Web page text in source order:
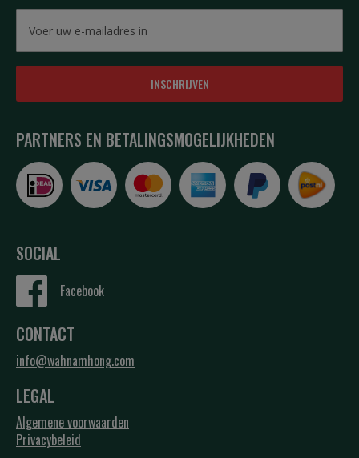
INSCHRIJVEN
PARTNERS EN BETALINGSMOGELIJKHEDEN
SOCIAL
Facebook
CONTACT
info@wahnamhong.com
LEGAL
Algemene voorwaarden
Privacybeleid